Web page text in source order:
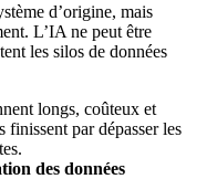
d’origine, mais
L’IA ne peut être
les silos de données
longs, coûteux et
par dépasser les
des données